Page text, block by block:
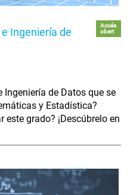
Ingeniería de
Accés
obert
Ingeniería de Datos que se
y Estadística?
este grado? ¡Descúbrelo en